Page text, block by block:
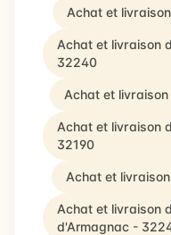
Achat et
Achat et livraison
32240
Achat et
Achat et livraison
32190
Achat et
Achat et livraison
d'Armagnac -